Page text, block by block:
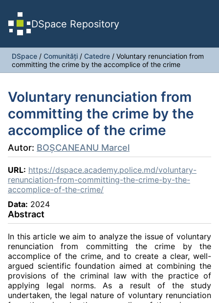
DSpace Repository
DSpace / Comunități / Catedre / Voluntary renunciation from
committing the crime by the accomplice of the crime
Voluntary renunciation from
committing the crime by the
accomplice of the crime
Autor: BOŞCANEANU Marcel
URL: https://dspace.academy.police.md/voluntary-
renunciation-from-committing-the-crime-by-the-
accomplice-of-the-crime/
Data: 2024
Abstract
In this article we aim to analyze the issue of voluntary
renunciation from committing the crime by the
accomplice of the crime, and to create a clear, well-
argued scientific foundation aimed at combining the
provisions of the criminal law with the practice of
applying legal norms. As a result of the study
undertaken, the legal nature of voluntary renunciation